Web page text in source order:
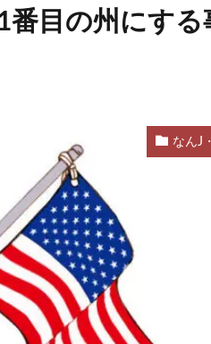
番目の州にする
なんJ